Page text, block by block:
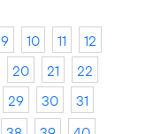
9 10 11
12
20 21
22
29 30
31